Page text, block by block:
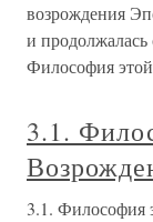
возрождения
и
Философия этой
3.1.
3.1. Философия